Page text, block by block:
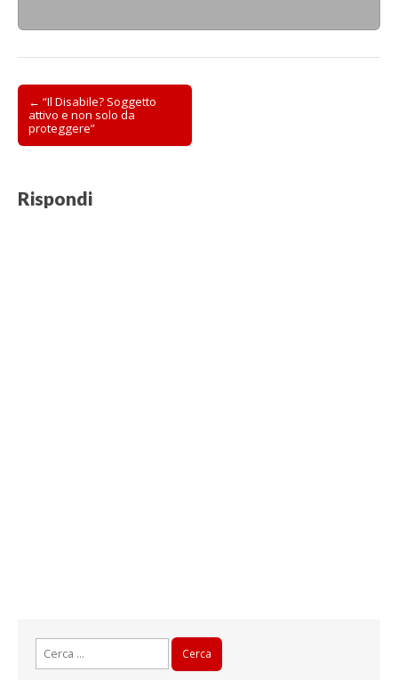
Post
navigation
← “Il Disabile? Soggetto
attivo e non solo da
proteggere”
Rispondi